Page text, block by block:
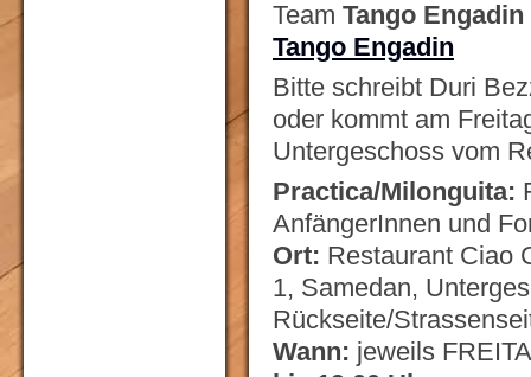
Team Tango Engadin
Tango Engadin
Bitte schreibt Duri
oder kommt am
Untergeschoss vom
Practica/Milonguita:
AnfängerInnen und
Ort: Restaurant Ciao
1, Samedan,
Rückseite/
Wann: jeweils